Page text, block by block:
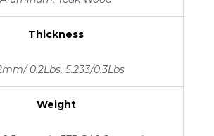
Thickness
0.2Lbs, 5.233/0.3Lbs
Weight